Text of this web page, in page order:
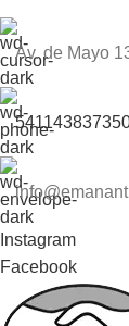
Av. de Mayo
Instagram
Facebook